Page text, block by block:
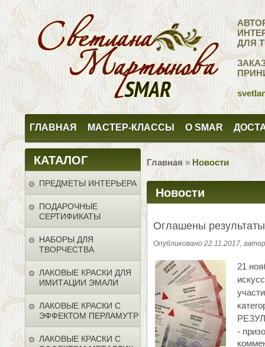
ДЛЯ
ГЛАВНАЯ МАСТЕР-КЛАССЫ О SMAR
КАТАЛОГ
ПРЕДМЕТЫ ИНТЕРЬЕРА
ПОДАРОЧНЫЕ
СЕРТИФИКАТЫ
НАБОРЫ ДЛЯ
ТВОРЧЕСТВА
ЛАКОВЫЕ КРАСКИ ДЛЯ
ИМИТАЦИИ ЭМАЛИ
ЛАКОВЫЕ КРАСКИ С
ЭФФЕКТОМ ПЕРЛАМУТР
ЛАКОВЫЕ КРАСКИ С
Главная » Новости
Новости
Оглашены
Опубликовано 22.11.2017,
21
-